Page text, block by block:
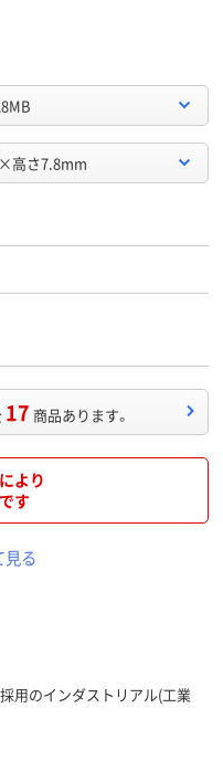
高さ7.8mm
17 商品あります。
より
す
見る
用のインダストリアル(工業